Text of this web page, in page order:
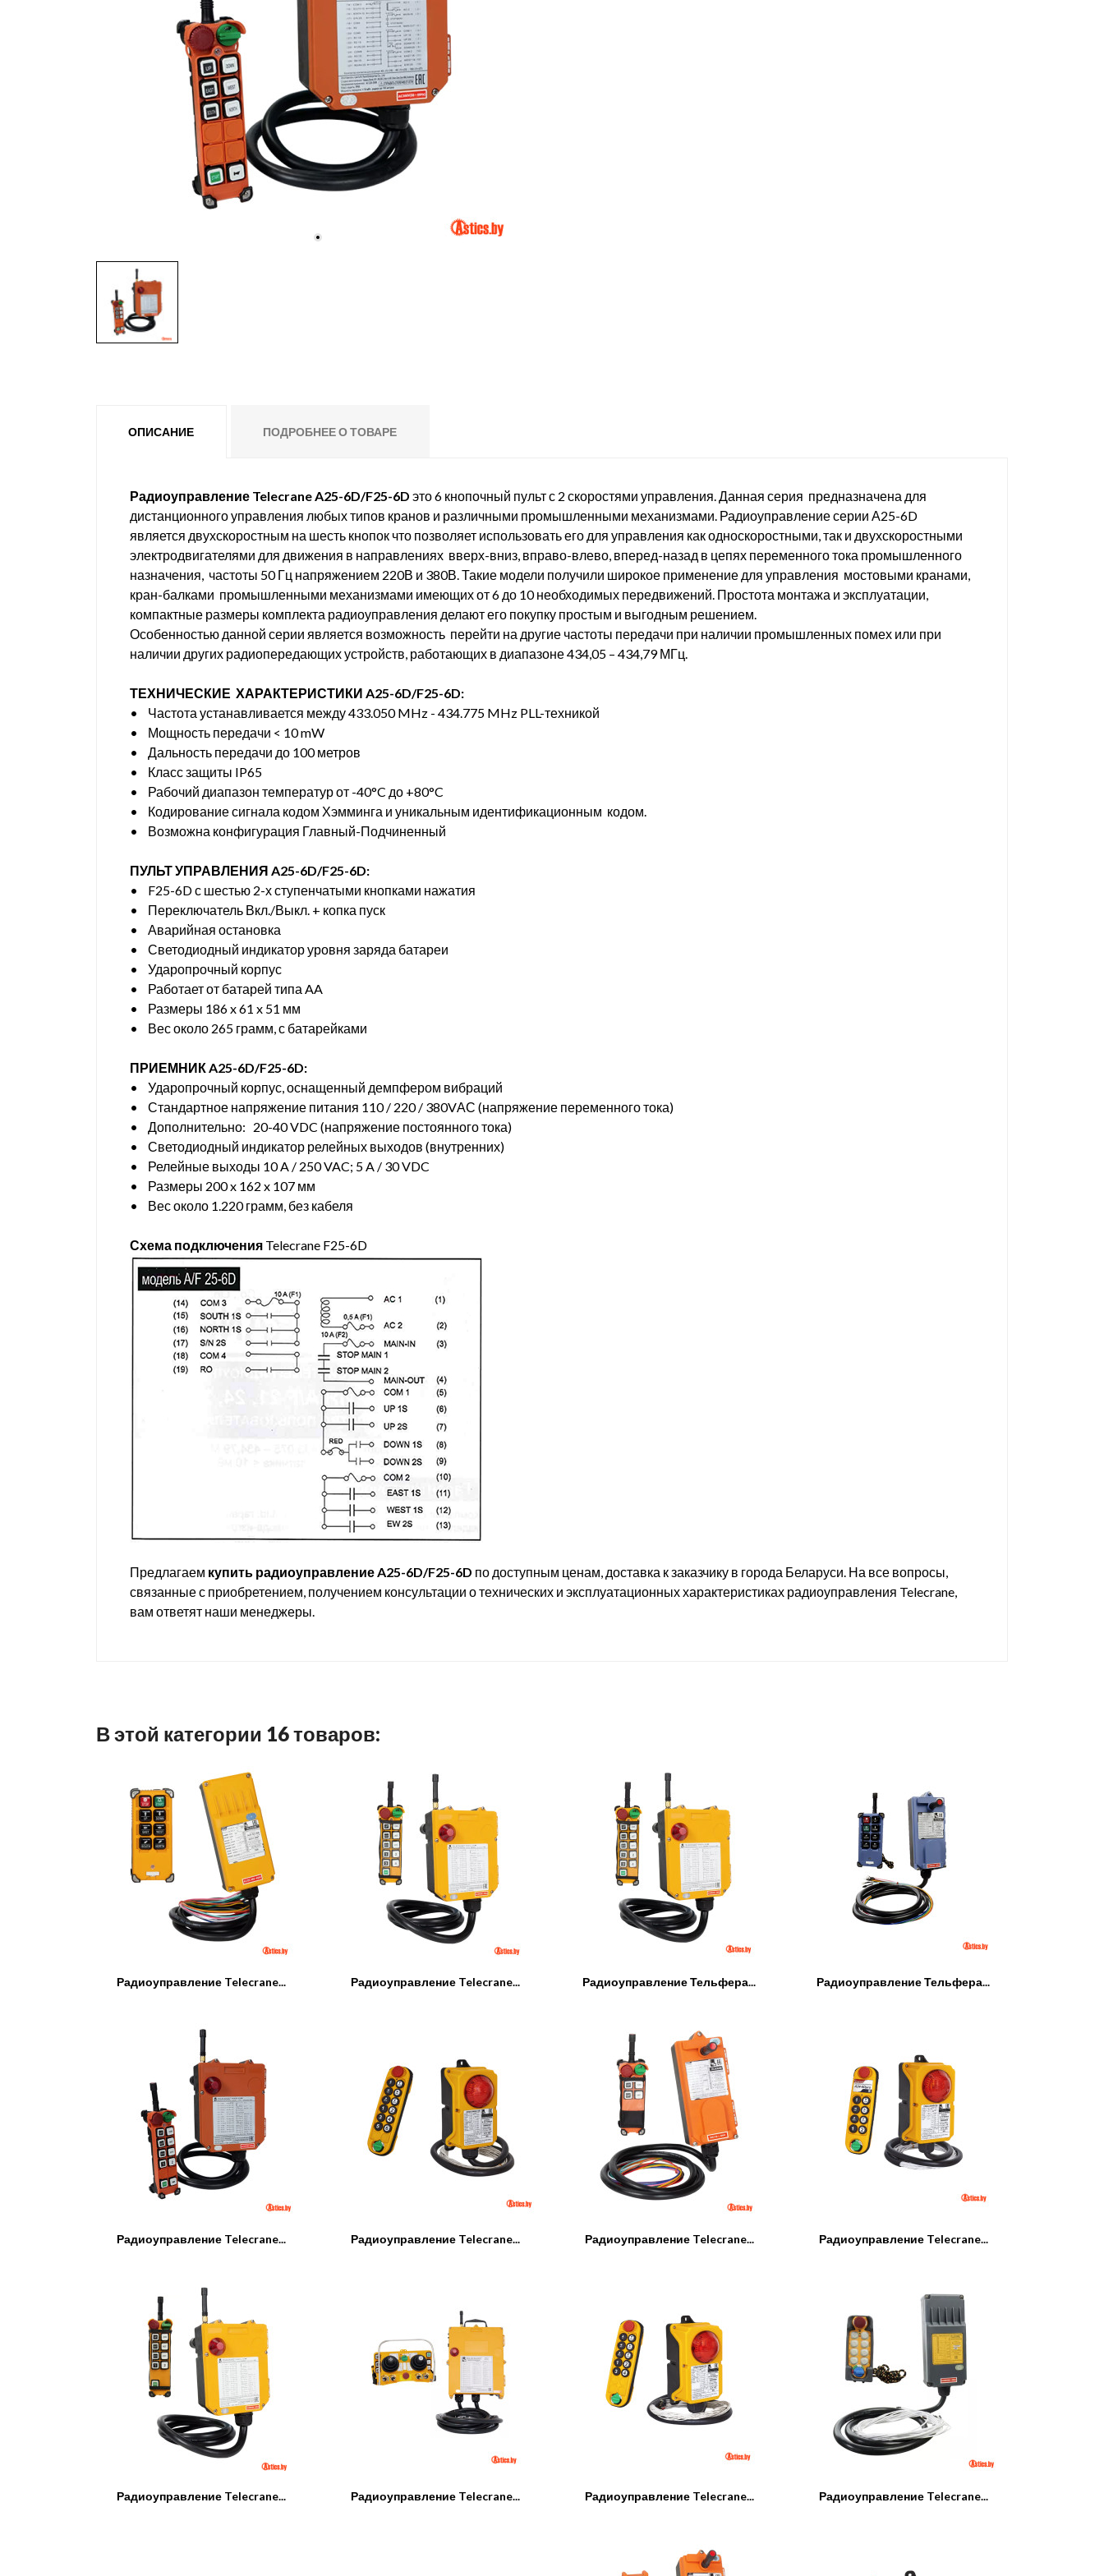
ОПИСАНИЕ ПОДРОБНЕЕ О ТОВАРЕ
Радиоуправление Telecrane A25-6D/F25-6D это 6 кнопочный пульт с 2 скоростями управления. Данная серия предназначена для
дистанционного управления любых типов кранов и различными промышленными механизмами. Радиоуправление серии А25-6D
является двухскоростным на шесть кнопок что позволяет использовать его для управления как односкоростными, так и двухскоростными
электродвигателями для движения в направлениях вверх-вниз, вправо-влево, вперед-назад в цепях переменного тока промышленного
назначения, частоты 50 Гц напряжением 220В и 380В. Такие модели получили широкое применение для управления мостовыми кранами,
кран-балками промышленными механизмами имеющих от 6 до 10 необходимых передвижений. Простота монтажа и эксплуатации,
компактные размеры комплекта радиоуправления делают его покупку простым и выгодным решением.
Особенностью данной серии является возможность перейти на другие частоты передачи при наличии промышленных помех или при
наличии других радиопередающих устройств, работающих в диапазоне 434,05 – 434,79 МГц.
ТЕХНИЧЕСКИЕ ХАРАКТЕРИСТИКИ A25-6D/F25-6D:
• Частота устанавливается между 433.050 MHz - 434.775 MHz PLL-техникой
• Мощность передачи < 10 mW
• Дальность передачи до 100 метров
• Класс защиты IP65
• Рабочий диапазон температур от -40°C до +80°C
• Кодирование сигнала кодом Хэмминга и уникальным идентификационным кодом.
• Возможна конфигурация Главный-Подчиненный
ПУЛЬТ УПРАВЛЕНИЯ A25-6D/F25-6D:
• F25-6D с шестью 2-х ступенчатыми кнопками нажатия
• Переключатель Вкл./Выкл. + копка пуск
• Аварийная остановка
• Светодиодный индикатор уровня заряда батареи
• Ударопрочный корпус
• Работает от батарей типа AA
• Размеры 186 x 61 x 51 мм
• Вес около 265 грамм, с батарейками
ПРИЕМНИК A25-6D/F25-6D:
• Ударопрочный корпус, оснащенный демпфером вибраций
• Стандартное напряжение питания 110 / 220 / 380VАС (напряжение переменного тока)
• Дополнительно: 20-40 VDC (напряжение постоянного тока)
• Светодиодный индикатор релейных выходов (внутренних)
• Релейные выходы 10 A / 250 VAC; 5 A / 30 VDC
• Размеры 200 x 162 x 107 мм
• Вес около 1.220 грамм, без кабеля
Схема подключения Telecrane F25-6D
Предлагаем купить радиоуправление A25-6D/F25-6D по доступным ценам, доставка к заказчику в города Беларуси. На все вопросы,
связанные с приобретением, получением консультации о технических и эксплуатационных характеристиках радиоуправления Telecrane,
вам ответят наши менеджеры.
В этой категории 16 товаров:
Радиоуправление Telecrane... Радиоуправление Telecrane... Радиоуправление Тельфера... Радиоуправление Тельфера...
Радиоуправление Telecrane... Радиоуправление Telecrane... Радиоуправление Telecrane... Радиоуправление Telecrane...
Радиоуправление Telecrane... Радиоуправление Telecrane... Радиоуправление Telecrane... Радиоуправление Telecrane...